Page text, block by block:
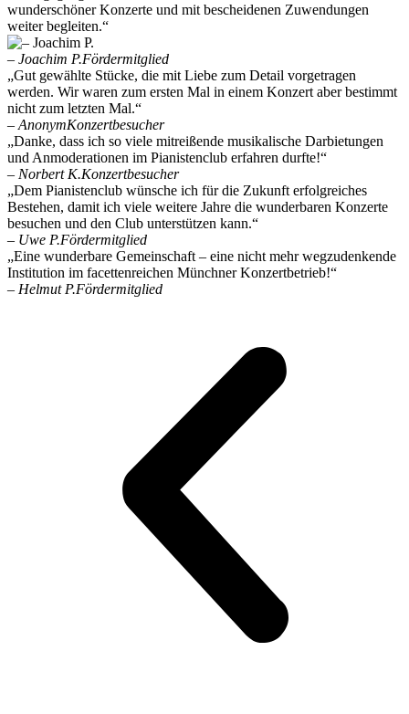
wunderschöner Konzerte und mit bescheidenen Zuwendungen
weiter begleiten.“
– Joachim P.Fördermitglied
„Gut gewählte Stücke, die mit Liebe zum Detail vorgetragen
werden. Wir waren zum ersten Mal in einem Konzert aber bestimmt
nicht zum letzten Mal.“
– AnonymKonzertbesucher
„Danke, dass ich so viele mitreißende musikalische Darbietungen
und Anmoderationen im Pianistenclub erfahren durfte!“
– Norbert K.Konzertbesucher
„Dem Pianistenclub wünsche ich für die Zukunft erfolgreiches
Bestehen, damit ich viele weitere Jahre die wunderbaren Konzerte
besuchen und den Club unterstützen kann.“
– Uwe P.Fördermitglied
„Eine wunderbare Gemeinschaft – eine nicht mehr wegzudenkende
Institution im facettenreichen Münchner Konzertbetrieb!“
– Helmut P.Fördermitglied